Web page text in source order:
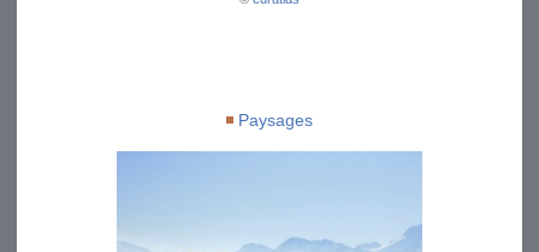
Paysages